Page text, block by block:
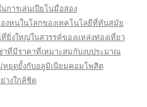
การเล่นเปียโนมือสอง
งหนในโลกของเทคโนโลยีที่ทันสมัย
ยิ่งใหญ่ในสวรรค์ของแหล่งท่องเที่ยว
าที่มีราคาที่เหมาะสมกับงบประมาณ
ยุดยั้งกับอลูมิเนียมคอมโพสิต
างใกล้ชิด